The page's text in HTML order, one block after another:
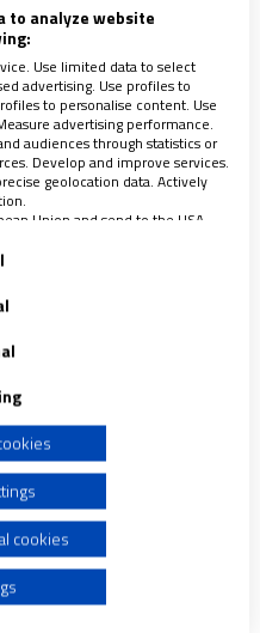
derogación de la ley
a la libertad de
que votaron en
democracia más
para quemar
ricos y
ejemplo es
la ley contra la
como un arma de
, acusados ​​de
había intención de
ley aquí sí que
la libertad religiosa!
to analyze website
Use limited data to select
advertising. Use profiles to
to personalise content. Use
advertising performance.
audiences through statistics or
Develop and improve services.
geolocation data. Actively
Union and send to the USA.
solely to this website/app.
advertising
advertising
cookies